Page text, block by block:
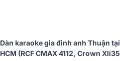
Dàn karaoke gia đình anh Thuận
HCM (RCF CMAX 4112, Crown